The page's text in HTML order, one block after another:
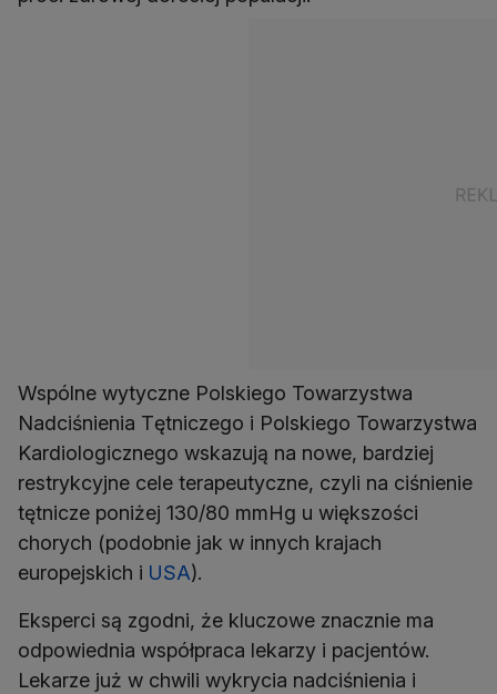
Wspólne wytyczne Polskiego Towarzystwa
Nadciśnienia Tętniczego i Polskiego Towarzystwa
Kardiologicznego wskazują na nowe, bardziej
restrykcyjne cele terapeutyczne, czyli na ciśnienie
tętnicze poniżej 130/80 mmHg u większości
chorych (podobnie jak w innych krajach
europejskich i USA).
Eksperci są zgodni, że kluczowe znacznie ma
odpowiednia współpraca lekarzy i pacjentów.
Lekarze już w chwili wykrycia nadciśnienia i